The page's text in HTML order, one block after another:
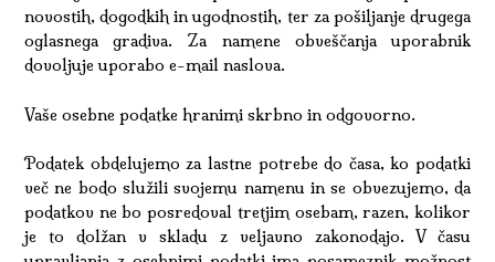
novostih, dogodkih in ugodnostih, ter za pošiljanje drugega
oglasnega gradiva. Za namene obveščanja uporabnik
dovoljuje uporabo e-mail naslova.
Vaše osebne podatke hranimi skrbno in odgovorno.
Podatek obdelujemo za lastne potrebe do časa, ko podatki
več ne bodo služili svojemu namenu in se obvezujemo, da
podatkov ne bo posredoval tretjim osebam, razen, kolikor
je to dolžan v skladu z veljavno zakonodajo. V času